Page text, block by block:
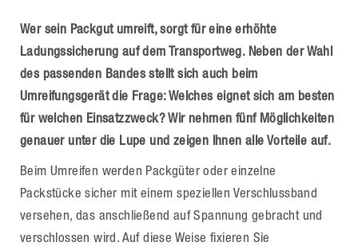
Wer sein Packgut umreift, sorgt für eine erhöhte
Ladungssicherung auf dem Transportweg. Neben der Wahl
des passenden Bandes stellt sich auch beim
Umreifungsgerät die Frage: Welches eignet sich am besten
für welchen Einsatzzweck? Wir nehmen fünf Möglichkeiten
genauer unter die Lupe und zeigen Ihnen alle Vorteile auf.
Beim Umreifen werden Packgüter oder einzelne
Packstücke sicher mit einem speziellen Verschlussband
versehen, das anschließend auf Spannung gebracht und
verschlossen wird. Auf diese Weise fixieren Sie